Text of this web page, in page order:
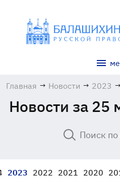
Главная → Новости → 2023 →
Новости за 25
2023 2022 2021 2020